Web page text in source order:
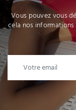
Vous pouvez vous
cela nos